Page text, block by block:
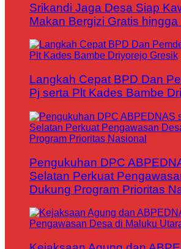
Srikandi Jaga Desa Siap
Makan Bergizi Gratis
Langkah Cepat BPD Dan
Pj serta Plt Kades Bambe
Pengukuhan DPC
Selatan Perkuat
Dukung Program Prioritas